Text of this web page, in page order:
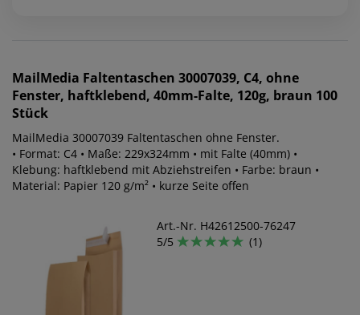
MailMedia Faltentaschen 30007039, C4, ohne
Fenster, haftklebend, 40mm-Falte, 120g, braun 100
Stück
MailMedia 30007039 Faltentaschen ohne Fenster.
• Format: C4 • Maße: 229x324mm • mit Falte (40mm) •
Klebung: haftklebend mit Abziehstreifen • Farbe: braun •
Material: Papier 120 g/m² • kurze Seite offen
Art.-Nr. H42612500-76247
5/5
(1)